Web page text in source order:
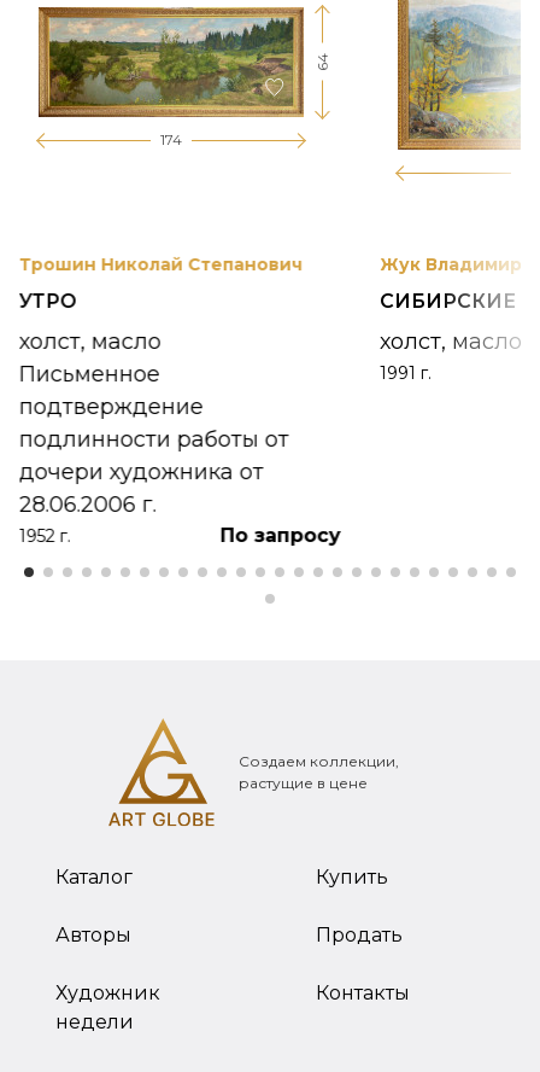
174
64
Трошин Николай Степанович
УТРО
холст, масло
Письменное
подтверждение
подлинности работы от
дочери художника от
28.06.2006 г.
1952 г. По запросу
Жук Владимир
СИБИРСКИЕ
холст, масло
1991 г.
Создаем коллекции,
растущие в цене
Каталог
Авторы
Художник
недели
Купить
Продать
Контакты